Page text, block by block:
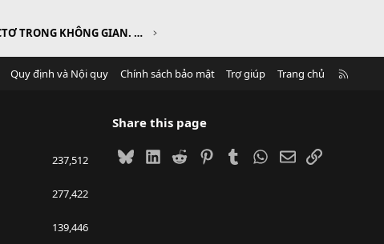
CHƯƠNG III. VECTƠ TRONG KHÔNG GIAN. QUAN HỆ VUÔNG GÓC TRONG KHÔNG GIAN
Quy định và Nội quy Chính sách bảo mật Trợ giúp Trang chủ
237,512
277,422
139,446
Share this page
BlueskyLinkedIn
Reddit PinterestTumblrWhatsApp
EmailLink